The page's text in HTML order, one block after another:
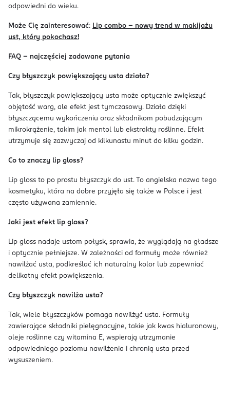
odpowiedni do wieku.
Może Cię zainteresować: Lip combo - nowy trend w makijażu
ust, który pokochasz!
FAQ - najczęściej zadawane pytania
Czy błyszczyk powiększający usta działa?
Tak, błyszczyk powiększający usta może optycznie zwiększyć
objętość warg, ale efekt jest tymczasowy. Działa dzięki
błyszczącemu wykończeniu oraz składnikom pobudzającym
mikrokrążenie, takim jak mentol lub ekstrakty roślinne. Efekt
utrzymuje się zazwyczaj od kilkunastu minut do kilku godzin.
Co to znaczy lip gloss?
Lip gloss to po prostu błyszczyk do ust. To angielska nazwa tego
kosmetyku, która na dobre przyjęła się także w Polsce i jest
często używana zamiennie.
Jaki jest efekt lip gloss?
Lip gloss nadaje ustom połysk, sprawia, że wyglądają na gładsze
i optycznie pełniejsze. W zależności od formuły może również
nawilżać usta, podkreślać ich naturalny kolor lub zapewniać
delikatny efekt powiększenia.
Czy błyszczyk nawilża usta?
Tak, wiele błyszczyków pomaga nawilżyć usta. Formuły
zawierające składniki pielęgnacyjne, takie jak kwas hialuronowy,
oleje roślinne czy witamina E, wspierają utrzymanie
odpowiedniego poziomu nawilżenia i chronią usta przed
wysuszeniem.